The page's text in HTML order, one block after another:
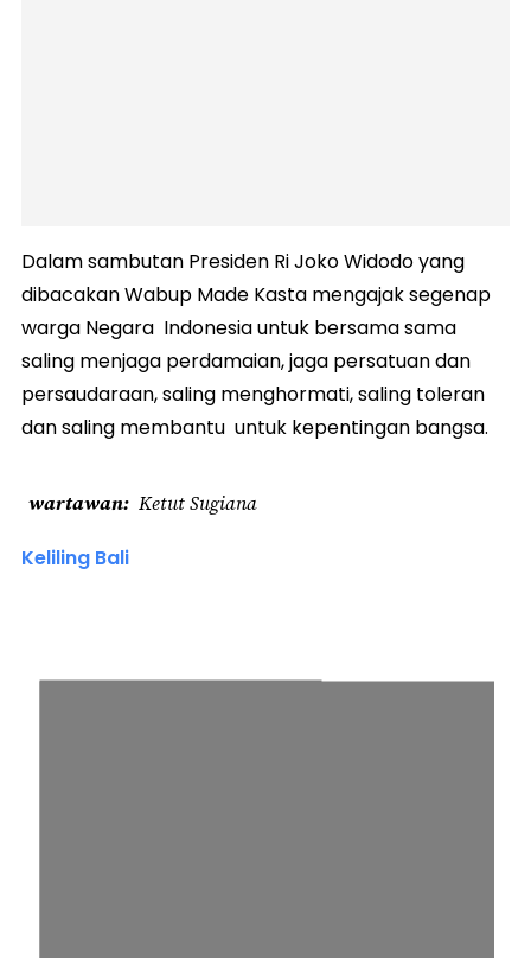
Dalam sambutan Presiden Ri Joko Widodo yang
dibacakan Wabup Made Kasta mengajak segenap
warga Negara Indonesia untuk bersama sama
saling menjaga perdamaian, jaga persatuan dan
persaudaraan, saling menghormati, saling toleran
dan saling membantu untuk kepentingan bangsa.
wartawan Ketut Sugiana
Keliling Bali